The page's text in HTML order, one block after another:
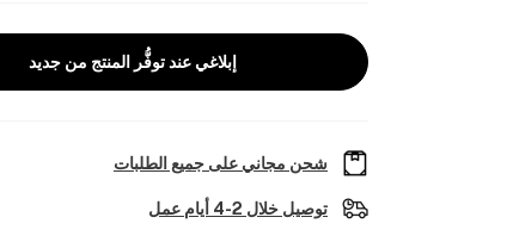
إبلاغي عند توفُّر المنتج من جديد
شحن مجاني على جميع الطلبات
توصيل خلال 2-4 أيام عمل